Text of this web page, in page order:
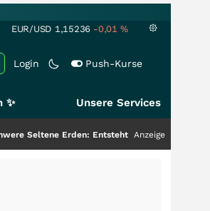
EUR/USD 1,15236 -0,01 %
Login Push-Kurse
✨ Unsere Services
Erden: Entsteht hier die nächste
Anzeige